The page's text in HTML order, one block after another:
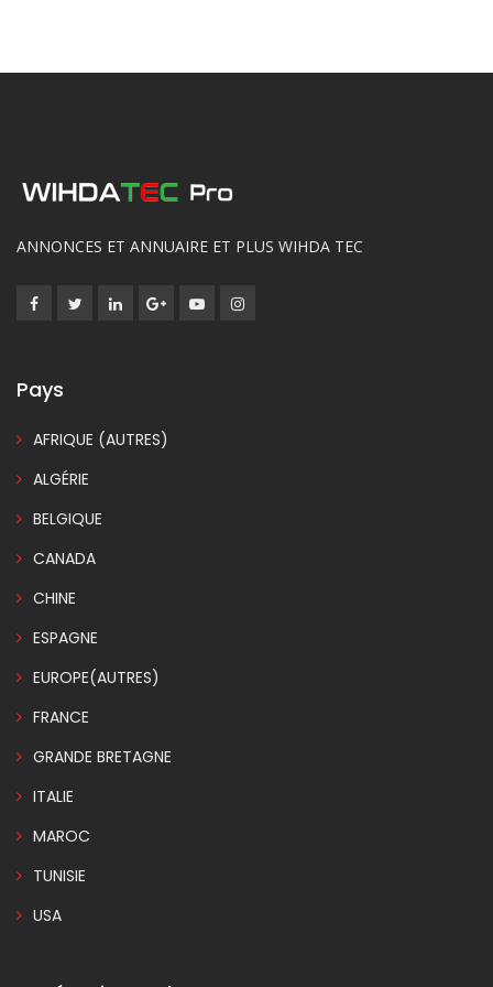
ANNONCES ET ANNUAIRE ET PLUS WIHDA TEC
Pays
AFRIQUE (AUTRES)
ALGÉRIE
BELGIQUE
CANADA
CHINE
ESPAGNE
EUROPE(AUTRES)
FRANCE
GRANDE BRETAGNE
ITALIE
MAROC
TUNISIE
USA